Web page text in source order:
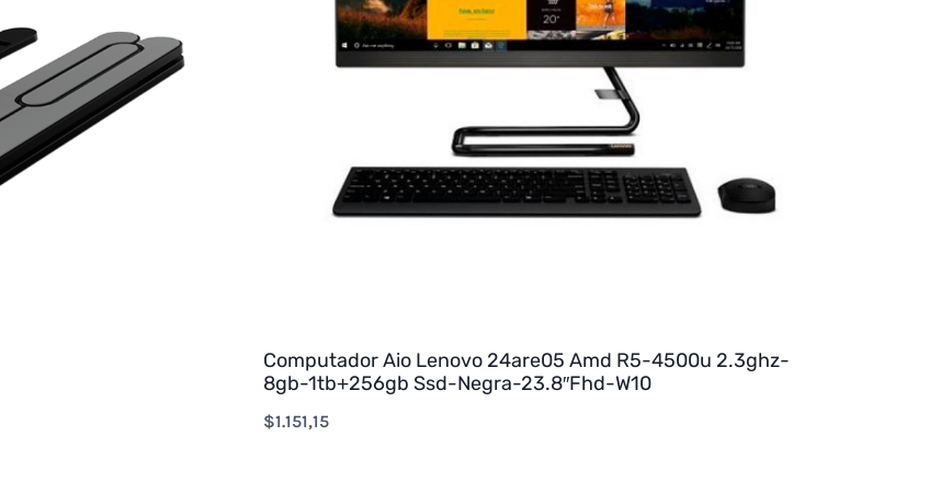
Computador Aio Lenovo 24are05 Amd R5-4500u 2.3ghz-
8gb-1tb+256gb Ssd-Negra-23.8″Fhd-W10
$1.151,15